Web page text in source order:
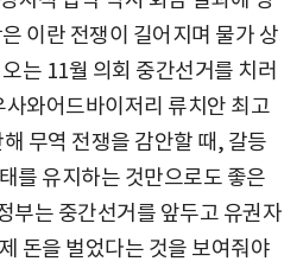
이란 전쟁이 길어지며 물가 상
는 11월 의회 중간선거를 치러
와어드바이저리 류치안 최고
무역 전쟁을 감안할 때, 갈등
를 유지하는 것만으로도 좋은
부는 중간선거를 앞두고 유권자
돈을 벌었다는 것을 보여줘야